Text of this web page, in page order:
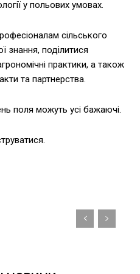
у польових умовах.
сільського
знання, поділитися
практики, а також
та партнерства.
поля можуть усі бажаючі.